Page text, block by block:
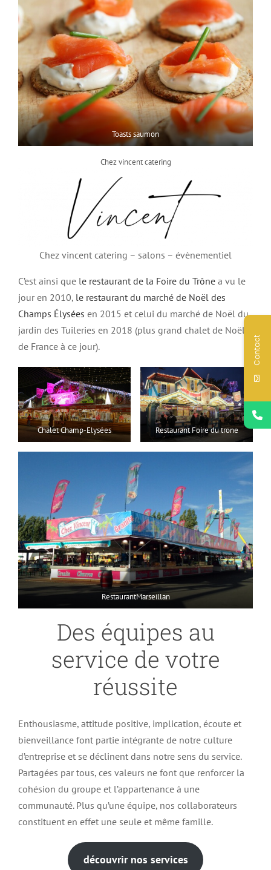
Toasts saumon
Chez vincent catering
Chez vincent catering – salons – évènementiel
C’est ainsi que le restaurant de la Foire du Trône a vu le
jour en 2010, le restaurant du marché de Noël des
Champs Élysées en 2015 et celui du marché de Noël du
jardin des Tuileries en 2018 (plus grand chalet de Noël
de France à ce jour).
Chalet Champ-Elysées Restaurant Foire du trone
RestaurantMarseillan
Des équipes au
service de votre
réussite
Enthousiasme, attitude positive, implication, écoute et
bienveillance font partie intégrante de notre culture
d’entreprise et se déclinent dans notre sens du service.
Partagées par tous, ces valeurs ne font que renforcer la
cohésion du groupe et l’appartenance à une
communauté. Plus qu’une équipe, nos collaborateurs
constituent en effet une seule et même famille.
découvrir nos services
Contact